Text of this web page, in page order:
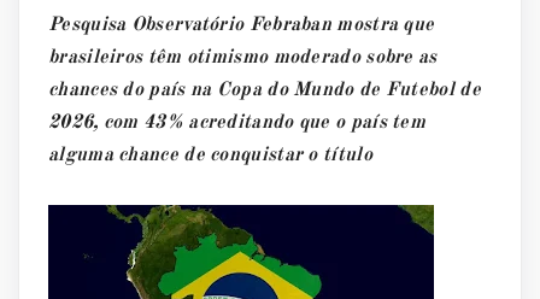
Pesquisa Observatório Febraban mostra que
brasileiros têm otimismo moderado sobre as
chances do país na Copa do Mundo de Futebol de
2026, com 43% acreditando que o país tem
alguma chance de conquistar o título